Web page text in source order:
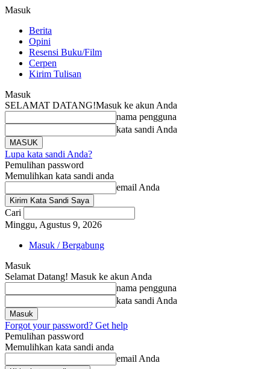
Masuk
Berita
Opini
Resensi Buku/Film
Cerpen
Kirim Tulisan
Masuk
SELAMAT DATANG!Masuk ke akun Anda
nama pengguna
kata sandi Anda
Lupa kata sandi Anda?
Pemulihan password
Memulihkan kata sandi anda
email Anda
Cari
Minggu, Agustus 9, 2026
Masuk / Bergabung
Masuk
Selamat Datang! Masuk ke akun Anda
nama pengguna
kata sandi Anda
Forgot your password? Get help
Pemulihan password
Memulihkan kata sandi anda
email Anda